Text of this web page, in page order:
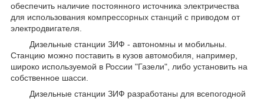
обеспечить наличие постоянного источника электричества
для использования компрессорных станций с приводом от
электродвигателя.
Дизельные станции ЗИФ - автономны и мобильны.
Станцию можно поставить в кузов автомобиля, например,
широко используемой в России "Газели", либо установить на
собственное шасси.
Дизельные станции ЗИФ разработаны для всепогодной